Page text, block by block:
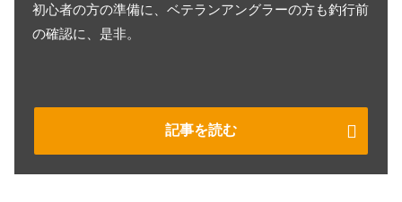
初心者の方の準備に、ベテランアングラーの方も釣行前
の確認に、是非。
記事を読む